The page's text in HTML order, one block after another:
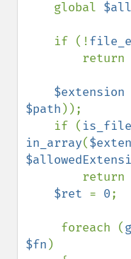
    global
    if (!
        return
$extension
$path ));
    if (
is_file
in_array(
        return
$ret = 0;
     foreach (
$fn )